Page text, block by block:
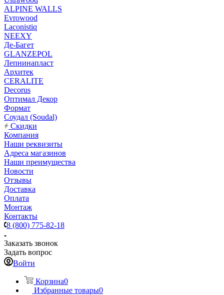
ALPINE WALLS
Evrowood
Laconistiq
NEEXY
Де-Багет
GLANZEPOL
Лепнинапласт
Архитек
CERALITE
Decorus
Оптимал Декор
Формат
Соудал (Soudal)
Скидки
Компания
Наши реквизиты
Адреса магазинов
Наши преимущества
Новости
Отзывы
Доставка
Оплата
Монтаж
Контакты
8 (800) 775-82-18
Заказать звонок
Задать вопрос
Войти
Корзина0
Избранные товары0